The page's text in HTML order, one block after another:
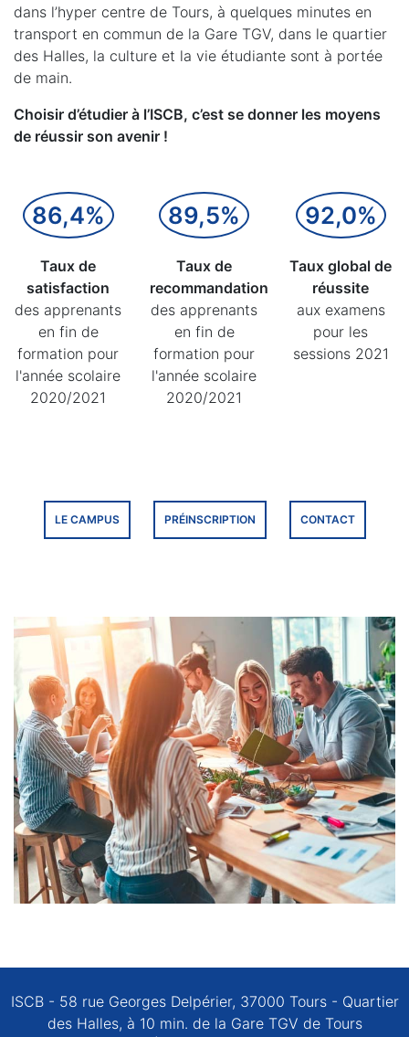
dans l’hyper centre de Tours, à quelques minutes en
transport en commun de la Gare TGV, dans le quartier
des Halles, la culture et la vie étudiante sont à portée
de main.
Choisir d’étudier à l’ISCB, c’est se donner les moyens
de réussir son avenir !
86,4%
Taux de
satisfaction
des apprenants
en fin de
formation pour
l'année scolaire
2020/2021
89,5%
Taux de
recommandation
des apprenants
en fin de
formation pour
l'année scolaire
2020/2021
92,0%
Taux global de
réussite
aux examens
pour les
sessions 2021
LE CAMPUS PRÉINSCRIPTION CONTACT
ISCB - 58 rue Georges Delpérier, 37000 Tours - Quartier
des Halles, à 10 min. de la Gare TGV de Tours